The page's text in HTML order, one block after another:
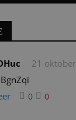
21
0 0